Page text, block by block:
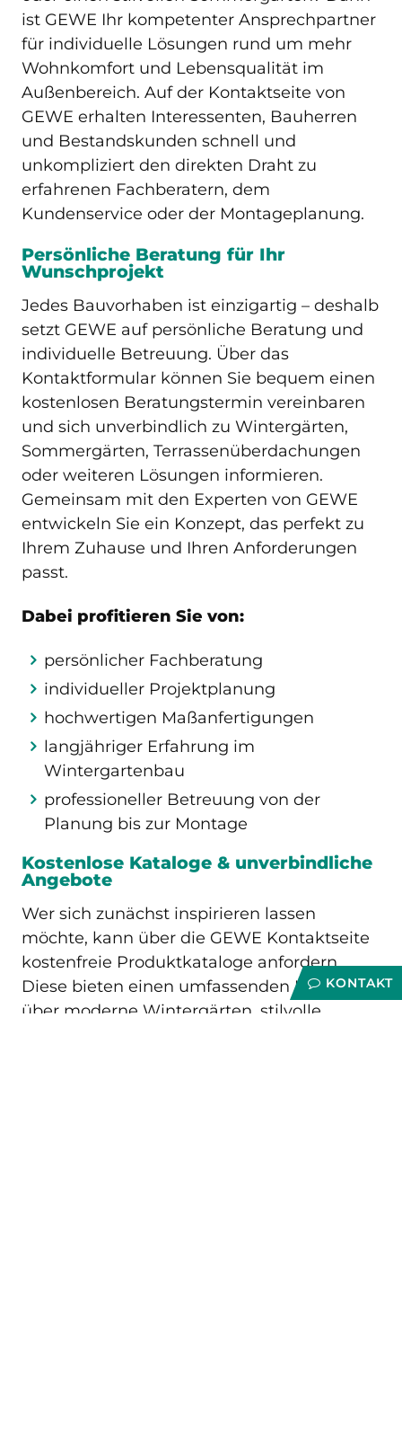
KONTAKT
ist GEWE Ihr kompetenter Ansprechpartner
für individuelle Lösungen rund um mehr
Wohnkomfort und Lebensqualität im
Außenbereich. Auf der Kontaktseite von
GEWE erhalten Interessenten, Bauherren
und Bestandskunden schnell und
unkompliziert den direkten Draht zu
erfahrenen Fachberatern, dem
Kundenservice oder der Montageplanung.
Persönliche Beratung für Ihr
Wunschprojekt
Jedes Bauvorhaben ist einzigartig – deshalb
setzt GEWE auf persönliche Beratung und
individuelle Betreuung. Über das
Kontaktformular können Sie bequem einen
kostenlosen Beratungstermin vereinbaren
und sich unverbindlich zu Wintergärten,
Sommergärten, Terrassenüberdachungen
oder weiteren Lösungen informieren.
Gemeinsam mit den Experten von GEWE
entwickeln Sie ein Konzept, das perfekt zu
Ihrem Zuhause und Ihren Anforderungen
passt.
Dabei profitieren Sie von:
persönlicher Fachberatung
individueller Projektplanung
hochwertigen Maßanfertigungen
langjähriger Erfahrung im
Wintergartenbau
professioneller Betreuung von der
Planung bis zur Montage
Kostenlose Kataloge & unverbindliche
Angebote
Wer sich zunächst inspirieren lassen
möchte, kann über die GEWE Kontaktseite
kostenfreie Produktkataloge anfordern.
Diese bieten einen umfassenden Überblick
über moderne Wintergärten, stilvolle